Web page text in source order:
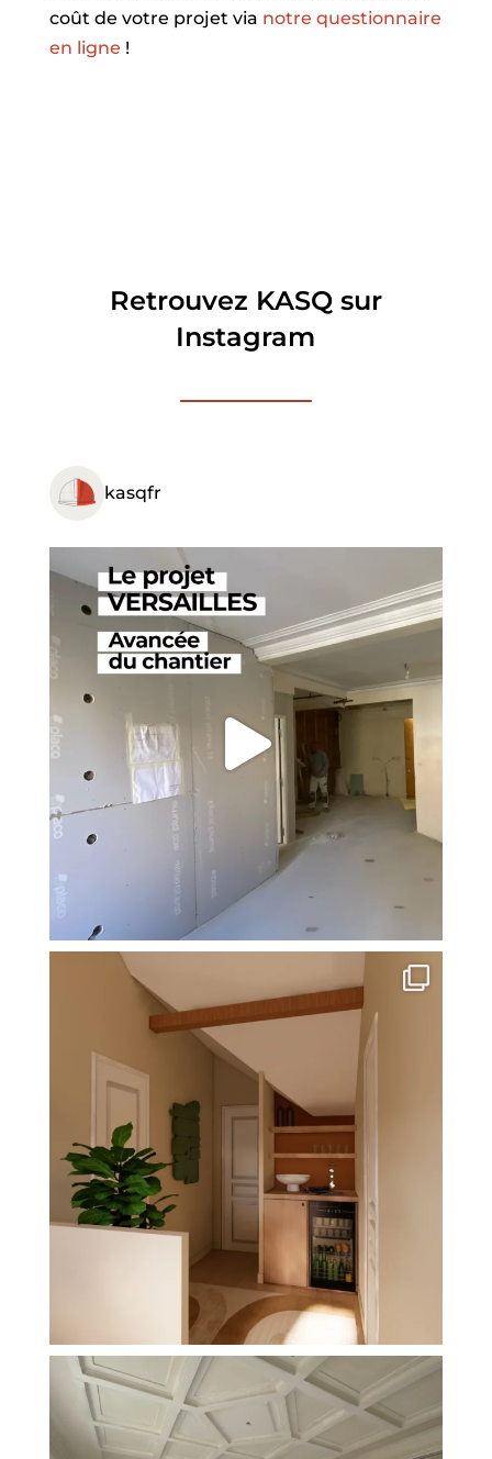
coût de votre projet via notre questionnaire
en ligne !
Retrouvez KASQ sur
Instagram
kasqfr